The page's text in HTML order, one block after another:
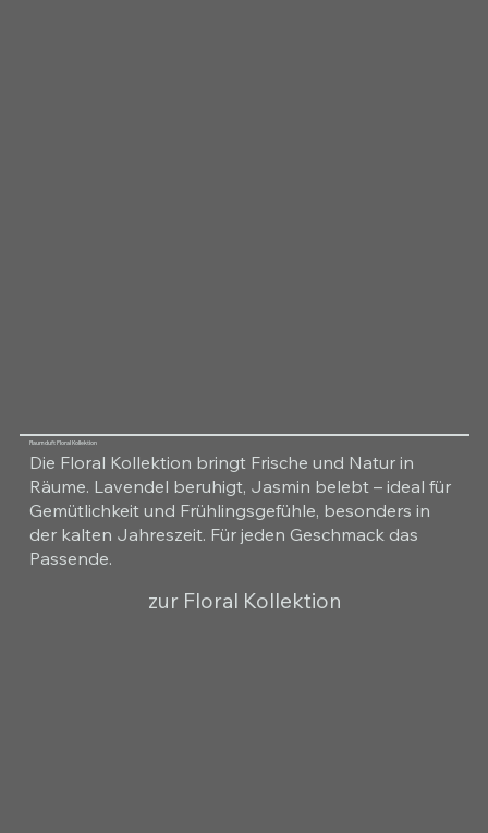
Raumduft Floral Kollektion
Die Floral Kollektion bringt Frische und Natur in
Räume. Lavendel beruhigt, Jasmin belebt – ideal für
Gemütlichkeit und Frühlingsgefühle, besonders in
der kalten Jahreszeit. Für jeden Geschmack das
Passende.
zur Floral Kollektion